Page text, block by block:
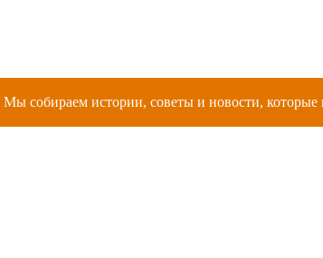
Мы собираем истории, советы и новости,